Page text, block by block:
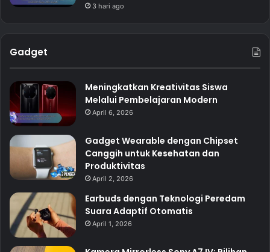
3 hari ago
Gadget
Meningkatkan Kreativitas Siswa
Melalui Pembelajaran Modern
April 6, 2026
Gadget Wearable dengan Chipset
Canggih untuk Kesehatan dan
Produktivitas
April 2, 2026
Earbuds dengan Teknologi Peredam
Suara Adaptif Otomatis
April 1, 2026